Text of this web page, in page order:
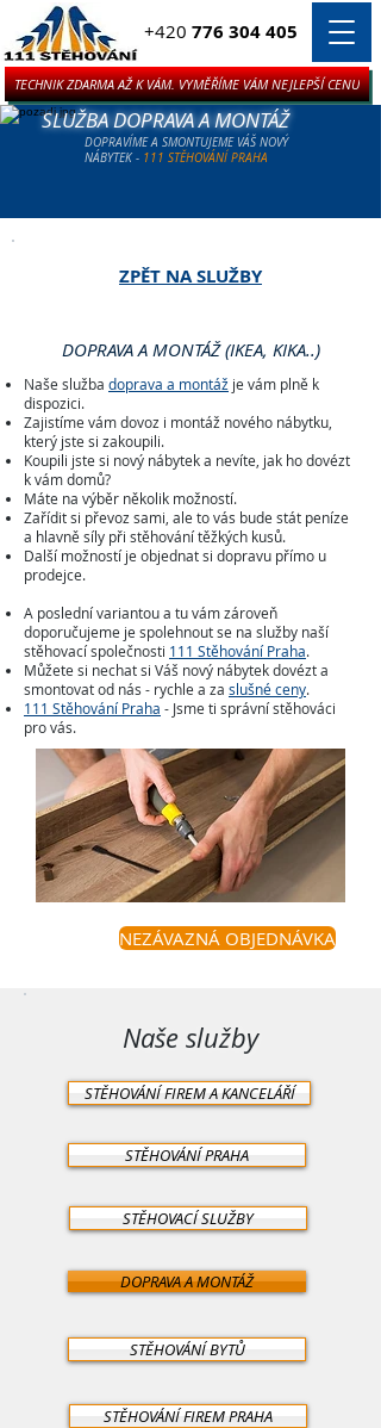
+420 776 304 405
TECHNIK ZDARMA AŽ K VÁM. VYMĚŘÍME VÁM NEJLEPŠÍ CENU
SLUŽBA DOPRAVA A MONTÁŽ
DOPRAVÍME A SMONTUJEME VÁŠ NOVÝ
NÁBYTEK - 111 STĚHOVÁNÍ PRAHA
Naše služby
STĚHOVÁNÍ FIREM A KANCELÁŘÍ
STĚHOVÁNÍ PRAHA
STĚHOVACÍ SLUŽBY
DOPRAVA A MONTÁŽ
STĚHOVÁNÍ BYTŮ
STĚHOVÁNÍ FIREM PRAHA
DOPRAVA A MONTÁŽ (IKEA, KIKA..)
ZPĚT NA SLUŽBY
Naše služba doprava a montáž je vám plně k
dispozici.
Zajistíme vámdovoz i montáž nového nábytku,
který jste si zakoupili.​
Koupili jste si nový nábytek a nevíte, jak ho dovézt
k vám domů?
Máte na výběr několik možností.
Zařídit si převoz sami, ale to vás bude stát peníze
a hlavně síly při stěhování těžkých kusů.
Další možností je objednat si dopravu přímo u
prodejce.
A poslední variantou a tu vám zároveň
doporučujeme je spolehnout se na služby naší
stěhovací společnosti 111 Stěhování Praha.
Můžete si nechat si Váš nový nábytek dovézt a
smontovat od nás - rychle a za slušné ceny.
111 Stěhování Praha - Jsme ti správní stěhováci
pro vás.
NEZÁVAZNÁ OBJEDNÁVKA